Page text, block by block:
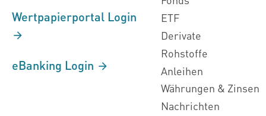
Wertpapierportal Login
eBanking Login
ETF
Derivate
Rohstoffe
Anleihen
Währungen & Zinsen
Nachrichten